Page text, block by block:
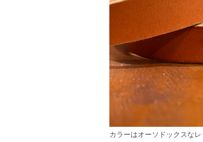
カラーはオーソドックスな